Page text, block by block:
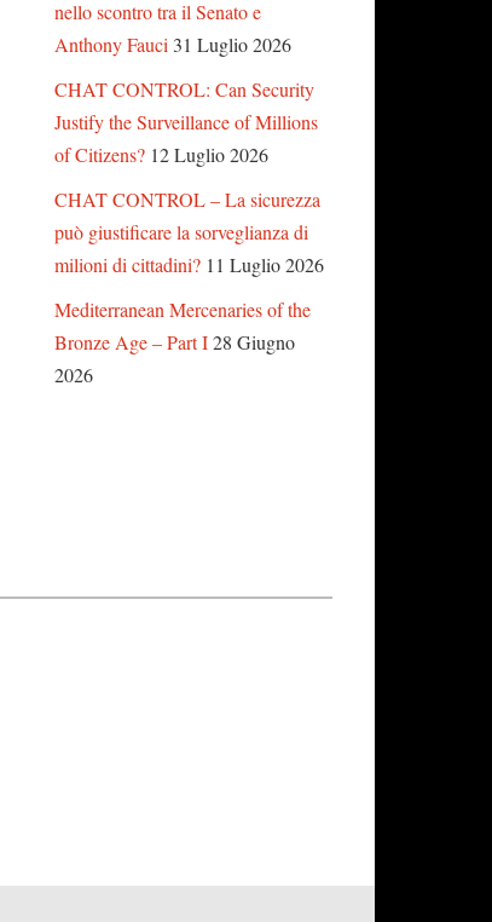
nello scontro tra il Senato e
Anthony Fauci 31 Luglio 2026
CHAT CONTROL: Can Security
Justify the Surveillance of Millions
of Citizens? 12 Luglio 2026
CHAT CONTROL – La sicurezza
può giustificare la sorveglianza di
milioni di cittadini? 11 Luglio 2026
Mediterranean Mercenaries of the
Bronze Age – Part I28 Giugno
2026